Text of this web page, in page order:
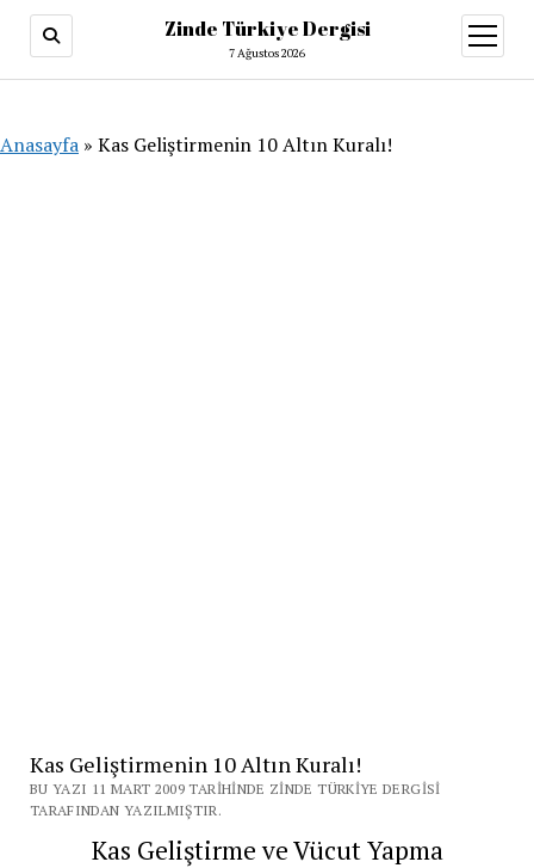
Zinde Türkiye Dergisi
7 Ağustos 2026
aç
Anasayfa » Kas Geliştirmenin 10 Altın Kuralı!
Kas Geliştirmenin 10 Altın Kuralı!
BU YAZI 11 MART 2009 TARIHINDE ZINDE TÜRKIYE DERGISI
TARAFINDAN YAZILMIŞTIR.
Kas Geliştirme ve Vücut Yapma